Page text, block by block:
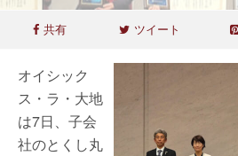
共有 ツイート
オイシック
ス・ラ・大地
は7日、子会
社のとくし丸